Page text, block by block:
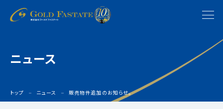
ニュース
トップ ニュース 販売物件追加のお知らせ。